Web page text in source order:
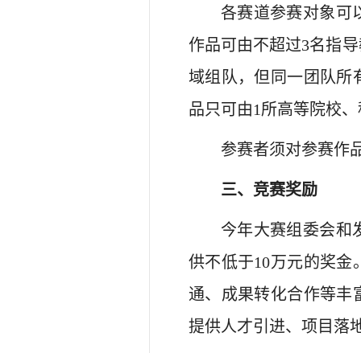
各赛道参赛对象可
作品可由不超过3名指
域组队，但同一团队所
品只可由1所高等院校
参赛者须对参赛作
三、竞赛奖励
今年大赛组委会和
供不低于10万元的奖金
通、成果转化合作等丰
提供人才引进、项目落